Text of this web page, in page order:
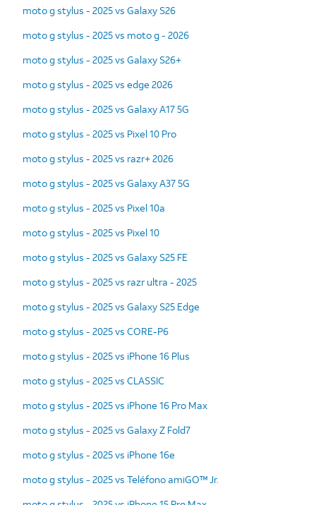
moto g stylus - 2025 vs Galaxy S26
moto g stylus - 2025 vs moto g - 2026
moto g stylus - 2025 vs Galaxy S26+
moto g stylus - 2025 vs edge 2026
moto g stylus - 2025 vs Galaxy A17 5G
moto g stylus - 2025 vs Pixel 10 Pro
moto g stylus - 2025 vs razr+ 2026
moto g stylus - 2025 vs Galaxy A37 5G
moto g stylus - 2025 vs Pixel 10a
moto g stylus - 2025 vs Pixel 10
moto g stylus - 2025 vs Galaxy S25 FE
moto g stylus - 2025 vs razr ultra - 2025
moto g stylus - 2025 vs Galaxy S25 Edge
moto g stylus - 2025 vs CORE-P6
moto g stylus - 2025 vs iPhone 16 Plus
moto g stylus - 2025 vs CLASSIC
moto g stylus - 2025 vs iPhone 16 Pro Max
moto g stylus - 2025 vs Galaxy Z Fold7
moto g stylus - 2025 vs iPhone 16e
moto g stylus - 2025 vs Teléfono amiGO™ Jr.